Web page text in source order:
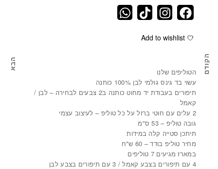
Add to wishlist
הטוליפים שלנו
עשוי בד גינס גולמי לבן 100% כותנה
תיפורים בעבודת יד מחוט כותנה ב2 צבעים לבחירה – לבן /
קאמל
2 עלים עם חוטי ברזל על כל טוליפ – לעיצוב עצמי
גובה טוליפ – 53 ס"מ
תיתכן סטייה קלה במידות
מחיר טוליפ בודד – 60 ש"ח
במארז מגיעים 7 טוליפים
4 עם תיפורים בצבע קאמל / 3 עם תיפורים בצבע לבן
הקודם
מארז מתנה / קופסאות לבנות באריזה שקופה הבא